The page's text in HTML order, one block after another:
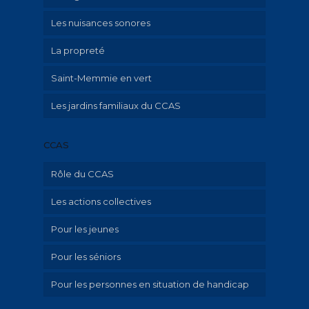
Les nuisances sonores
La propreté
Saint-Memmie en vert
Les jardins familiaux du CCAS
CCAS
Rôle du CCAS
Qu’est-ce que le CCAS?
Aide aux familles avec enfant mineur
Hébergement d’urgence et aide au
Les actions collectives
Pour les jeunes
Ville amie des enfants
Pour les séniors
Portage de repas à domicile
Pour les personnes en situation de handicap